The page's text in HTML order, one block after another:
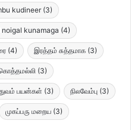
kudineer (3)
noigal kunamaga (4)
(4) இரத்தம் சுத்தமாக (3)
(3)
பயன்கள் (3) நிலவேம்பு (3)
முகப்பரு மறைய (3)